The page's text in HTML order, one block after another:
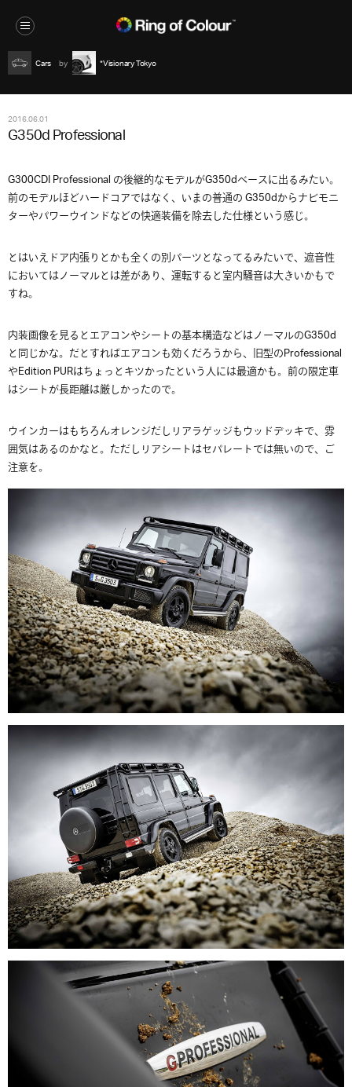
Cars *Visionary Tokyo
2016.06.01
G350d Professional
G300CDI Professional の後継的なモデルがG350dベースに出るみたい。
前のモデルほどハードコアではなく、いまの普通の G350dからナビモニ
ターやパワーウインドなどの快適装備を除去した仕様という感じ。
とはいえドア内張りとかも全くの別パーツとなってるみたいで、遮音性
においてはノーマルとは差があり、運転すると室内騒音は大きいかもで
すね。
内装画像を見るとエアコンやシートの基本構造などはノーマルのG350d
と同じかな。だとすればエアコンも効くだろうから、旧型のProfessional
やEdition PURはちょっとキツかったという人には最適かも。前の限定車
はシートが長距離は厳しかったので。
ウインカーはもちろんオレンジだしリアラゲッジもウッドデッキで、雰
囲気はあるのかなと。ただしリアシートはセパレートでは無いので、ご
注意を。